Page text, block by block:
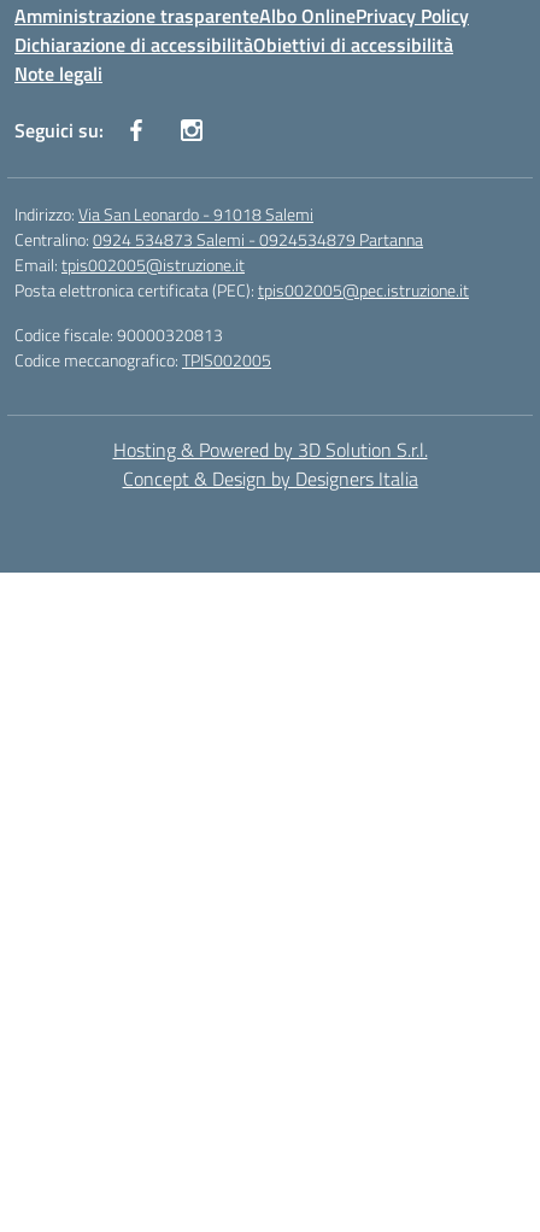
Amministrazione trasparenteAlbo OnlinePrivacy Policy
Dichiarazione di accessibilitàObiettivi di accessibilità
Note legali
Seguici su:
Indirizzo:Via San Leonardo - 91018 Salemi
Centralino:0924 534873 Salemi - 0924534879 Partanna
Email:tpis002005@istruzione.it
Posta elettronica certificata (PEC):tpis002005@pec.istruzione.it
Codice fiscale: 90000320813
Codice meccanografico:TPIS002005
Hosting & Powered by 3D Solution S.r.l.
Concept & Design by Designers Italia